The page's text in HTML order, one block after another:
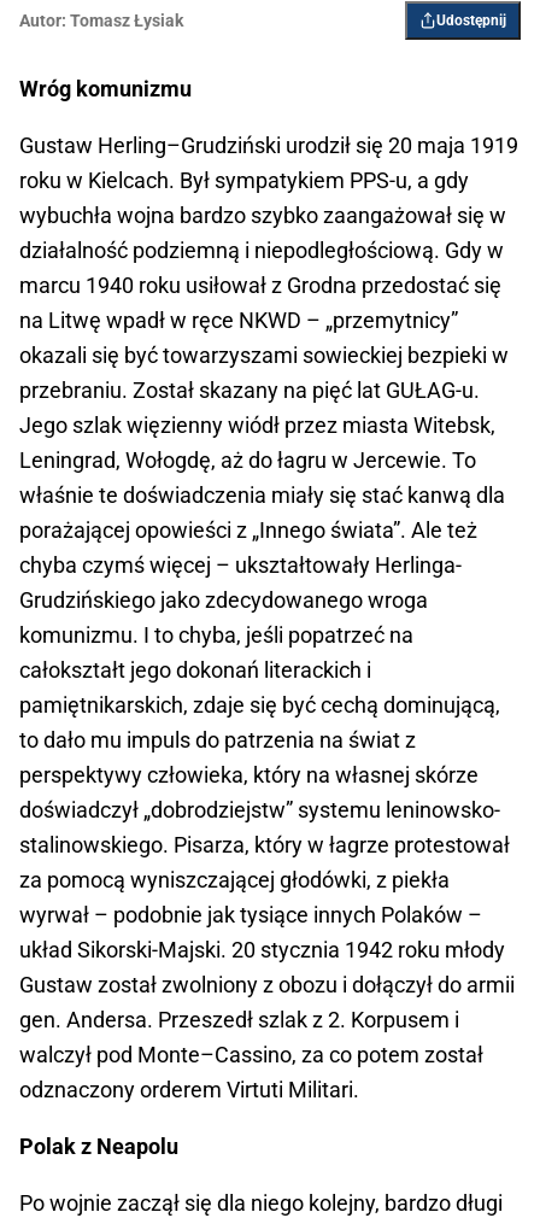
Autor: Tomasz Łysiak Udostępnij
Wróg komunizmu
Gustaw Herling–Grudziński urodził się 20 maja 1919
roku w Kielcach. Był sympatykiem PPS-u, a gdy
wybuchła wojna bardzo szybko zaangażował się w
działalność podziemną i niepodległościową. Gdy w
marcu 1940 roku usiłował z Grodna przedostać się
na Litwę wpadł w ręce NKWD – „przemytnicy”
okazali się być towarzyszami sowieckiej bezpieki w
przebraniu. Został skazany na pięć lat GUŁAG-u.
Jego szlak więzienny wiódł przez miasta Witebsk,
Leningrad, Wołogdę, aż do łagru w Jercewie. To
właśnie te doświadczenia miały się stać kanwą dla
porażającej opowieści z „Innego świata”. Ale też
chyba czymś więcej – ukształtowały Herlinga-
Grudzińskiego jako zdecydowanego wroga
komunizmu. I to chyba, jeśli popatrzeć na
całokształt jego dokonań literackich i
pamiętnikarskich, zdaje się być cechą dominującą,
to dało mu impuls do patrzenia na świat z
perspektywy człowieka, który na własnej skórze
doświadczył „dobrodziejstw” systemu leninowsko-
stalinowskiego. Pisarza, który w łagrze protestował
za pomocą wyniszczającej głodówki, z piekła
wyrwał – podobnie jak tysiące innych Polaków –
układ Sikorski-Majski. 20 stycznia 1942 roku młody
Gustaw został zwolniony z obozu i dołączył do armii
gen. Andersa. Przeszedł szlak z 2. Korpusem i
walczył pod Monte–Cassino, za co potem został
odznaczony orderem Virtuti Militari.
Polak z Neapolu
Po wojnie zaczął się dla niego kolejny, bardzo długi